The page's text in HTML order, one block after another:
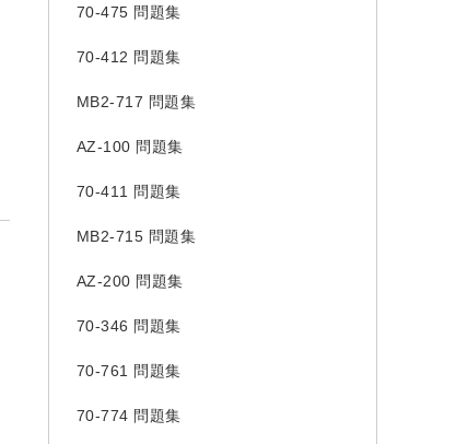
70-475 問題集
70-412 問題集
MB2-717 問題集
AZ-100 問題集
70-411 問題集
MB2-715 問題集
AZ-200 問題集
70-346 問題集
70-761 問題集
70-774 問題集